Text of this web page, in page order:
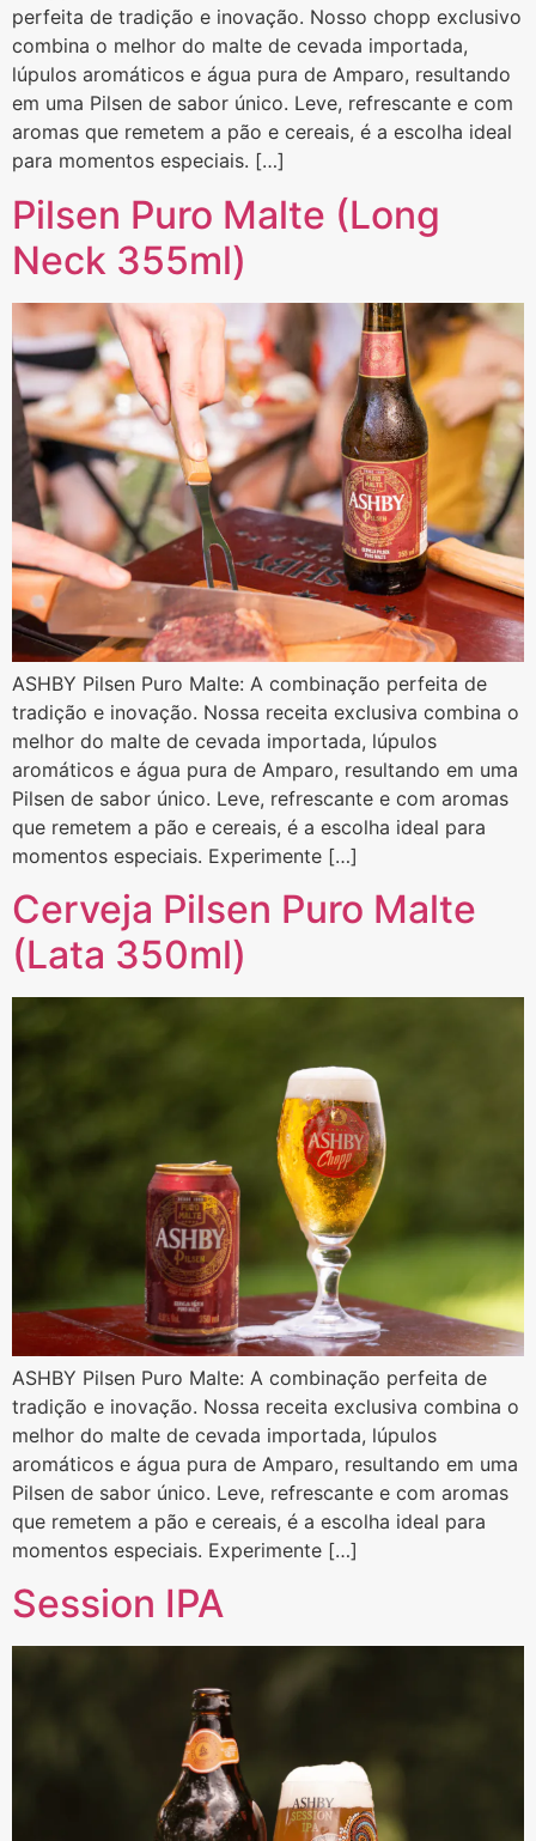
perfeita de tradição e inovação. Nosso chopp exclusivo
combina o melhor do malte de cevada importada,
lúpulos aromáticos e água pura de Amparo, resultando
em uma Pilsen de sabor único. Leve, refrescante e com
aromas que remetem a pão e cereais, é a escolha ideal
para momentos especiais. […]
Pilsen Puro Malte (Long
Neck 355ml)
ASHBY Pilsen Puro Malte: A combinação perfeita de
tradição e inovação. Nossa receita exclusiva combina o
melhor do malte de cevada importada, lúpulos
aromáticos e água pura de Amparo, resultando em uma
Pilsen de sabor único. Leve, refrescante e com aromas
que remetem a pão e cereais, é a escolha ideal para
momentos especiais. Experimente […]
Cerveja Pilsen Puro Malte
(Lata 350ml)
ASHBY Pilsen Puro Malte: A combinação perfeita de
tradição e inovação. Nossa receita exclusiva combina o
melhor do malte de cevada importada, lúpulos
aromáticos e água pura de Amparo, resultando em uma
Pilsen de sabor único. Leve, refrescante e com aromas
que remetem a pão e cereais, é a escolha ideal para
momentos especiais. Experimente […]
Session IPA